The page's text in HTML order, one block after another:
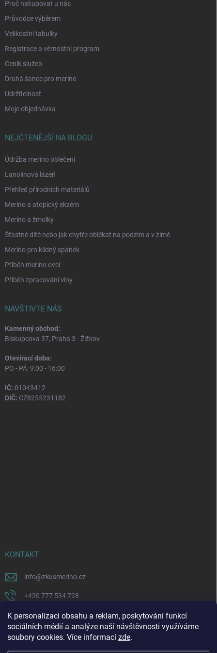
K personalizaci obsahu a reklam, poskytování funkcí
sociálních médií a analýze naší návštěvnosti využíváme
soubory cookies. Více informací zde.
Proč nakupovat u nás
Průvodce výběrem
Velikostní tabulky
Registrace a věrnostní program
Ceník služeb
Druhá šance pro merino
Udržitelnost
Moje objednávka
NEJČTENĚJŠÍ NA BLOGU
Údržba merino oblečení
Lanolinová lázeň
Přehled přírodních materiálů
Merino a atopický ekzém
Merino a žmolky
Šťastné dítě nebo jak chytře oblékat na podzim a v zimě
Merino pro klidný spánek
Příběh merino ovcí
Příběh zpracování vlny
NAVŠTIVTE NÁS
Kamenný obchod:
Biskupcova 37, Praha 3 - Žižkov
Otevírací doba:
PO - PÁ: 9:00 - 16:00
IČ: 01043412
DIČ: CZ8255231182
KONTAKT
info@zkusmerino.cz
+420 777 534 728
https://www.facebook.com/zkusmerino/
zkusmerino.cz